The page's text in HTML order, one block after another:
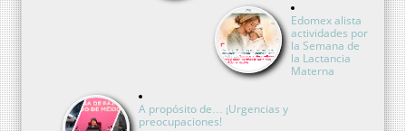
Edomex alista
actividades por
la Semana de
la Lactancia
Materna
A propósito de… ¡Urgencias y
preocupaciones!